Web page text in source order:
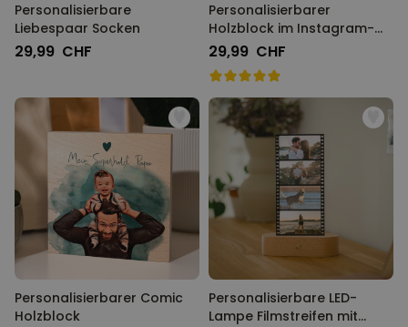
Personalisierbare
Liebespaar Socken
29,99 CHF
Personalisierbarer
Holzblock im Instagram-
Style
29,99 CHF
Personalisierbarer Comic
Holzblock
Personalisierbare LED-
Lampe Filmstreifen mit